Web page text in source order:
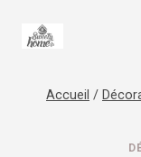
Accueil /